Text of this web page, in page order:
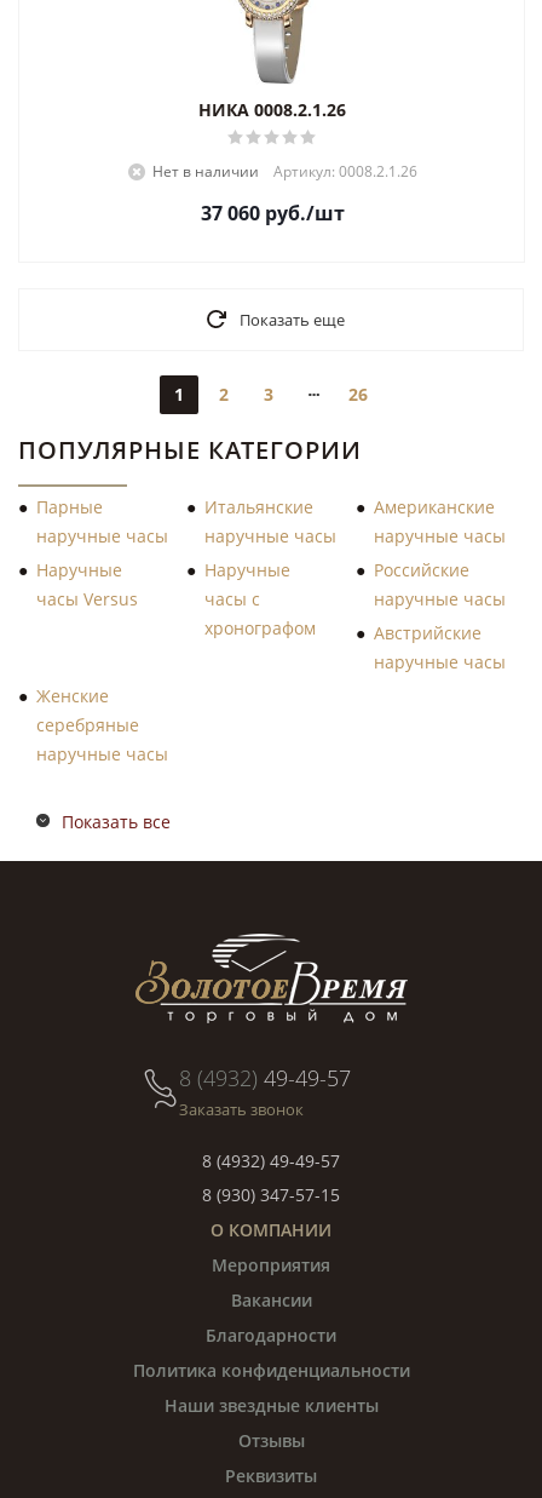
НИКА 0008.2.1.26
Нет в наличии Артикул: 0008.2.1.26
37 060руб./шт
Показать еще
1 2 3 26
ПОПУЛЯРНЫЕ КАТЕГОРИИ
Парные
наручные часы
Итальянские
наручные часы
Американские
наручные часы
Наручные
часы Versus
Наручные
часы с
хронографом
Российские
наручные часы
Австрийские
наручные часы
Женские
серебряные
наручные часы
Показать все
8 (4932) 49-49-57
Заказать звонок
8 (4932) 49-49-57
8 (930) 347-57-15
О КОМПАНИИ
Мероприятия
Вакансии
Благодарности
Политика конфиденциальности
Наши звездные клиенты
Отзывы
Реквизиты